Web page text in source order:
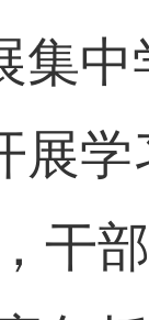
集
展学
干